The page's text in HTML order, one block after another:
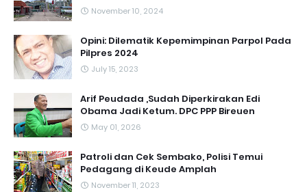
November 10, 2024
Opini: Dilematik Kepemimpinan Parpol Pada
Pilpres 2024
July 15, 2023
Arif Peudada ,Sudah Diperkirakan Edi
Obama Jadi Ketum. DPC PPP Bireuen
May 01, 2026
Patroli dan Cek Sembako, Polisi Temui
Pedagang di Keude Amplah
November 11, 2023